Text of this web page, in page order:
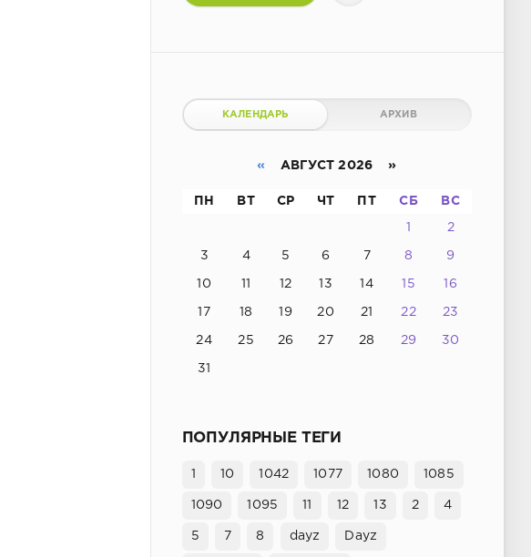
КАЛЕНДАРЬ АРХИВ
« АВГУСТ 2026 »
ПН ВТ СР ЧТ ПТ СБ ВС
1 2
3 4 5 6 7 8 9
10 11 12 13 14 15 16
17 18 19 20 21 22 23
24 25 26 27 28 29 30
31
ПОПУЛЯРНЫЕ ТЕГИ
1 10 1042 1077 1080 1085
1090 1095 11 12 13 2 4
5 7 8 dayz Dayz